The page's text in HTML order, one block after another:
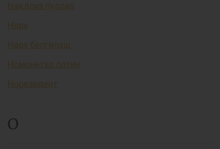
Нақдсиз пуллар
Нарх
Нарх белгилаш
Номонетар олтин
Норезидент
О